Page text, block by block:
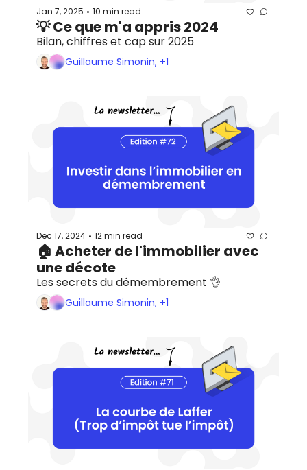
Jan 7, 2025 • 10 min read
💡 Ce que m'a appris 2024
Bilan, chiffres et cap sur 2025
Guillaume Simonin, +1
Dec 17, 2024 • 12 min read
🏠 Acheter de l'immobilier avec
une décote
Les secrets du démembrement 👌
Guillaume Simonin, +1